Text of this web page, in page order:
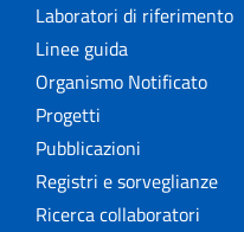
Laboratori di riferimento
Linee guida
Organismo Notificato
Progetti
Pubblicazioni
Registri e sorveglianze
Ricerca collaboratori